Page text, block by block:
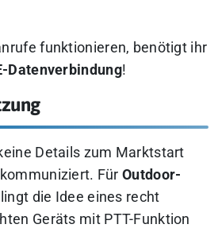
funktionieren, benötigt ihr
Datenverbindung!
Details zum Marktstart
FürOutdoor-
die Idee eines recht
Geräts mit PTT-Funktion